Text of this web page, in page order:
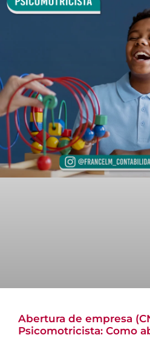
Abertura de empresa
Psicomotricista: Como